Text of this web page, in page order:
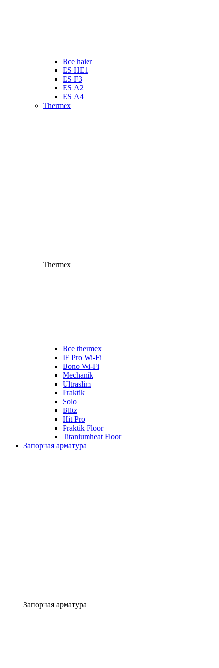
Все haier
ES HE1
ES F3
ES А2
ES А4
Thermex
Thermex
Все thermex
IF Pro Wi-Fi
Bono Wi-Fi
Mechanik
Ultraslim
Praktik
Solo
Blitz
Hit Pro
Praktik Floor
Titaniumheat Floor
Запорная арматура
Запорная арматура